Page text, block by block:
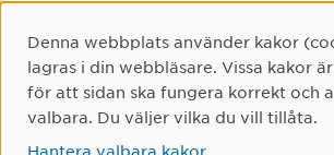
Facebook
Instagram
TikTok
Cookie-samtycke
Denna webbplats använder kakor
lagras i din webbläsare. Vissa kakor
för att sidan ska fungera korrekt och
valbara. Du väljer vilka du vill tillåta.
Hantera valbara kakor